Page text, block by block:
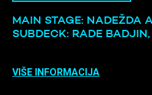
MAIN STAGE: NADEŽDA
SUBDECK: RADE
VIŠE INFORMACIJA